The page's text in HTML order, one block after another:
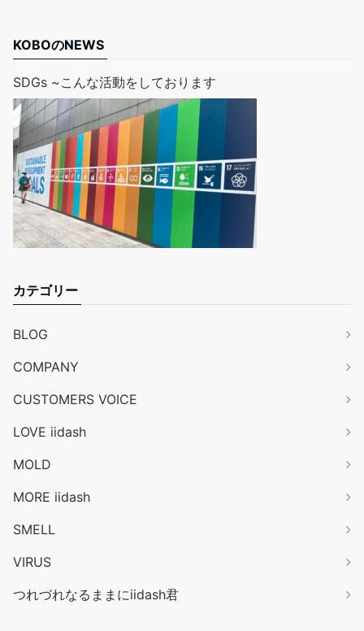
KOBOのNEWS
SDGs ~こんな活動をしております
カテゴリー
BLOG
COMPANY
CUSTOMERS VOICE
LOVE iidash
MOLD
MORE iidash
SMELL
VIRUS
つれづれなるままにiidash君